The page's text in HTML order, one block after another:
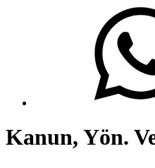
Kanun, Yön.